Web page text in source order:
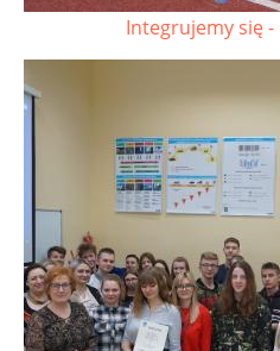
Integrujemy się -